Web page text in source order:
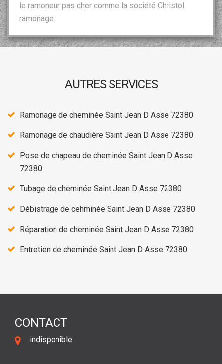
le ramoneur pas cher comme la société Christol
ramonage.
AUTRES SERVICES
Ramonage de cheminée Saint Jean D Asse 72380
Ramonage de chaudière Saint Jean D Asse 72380
Pose de chapeau de cheminée Saint Jean D Asse
72380
Tubage de cheminée Saint Jean D Asse 72380
Débistrage de cehminée Saint Jean D Asse 72380
Réparation de cheminée Saint Jean D Asse 72380
Entretien de cheminée Saint Jean D Asse 72380
CONTACT
indisponible